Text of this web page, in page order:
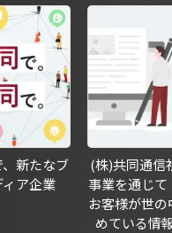
、新たなブ
ア企業
(株)共同通信
事業を通じて
お客様が世
めている情